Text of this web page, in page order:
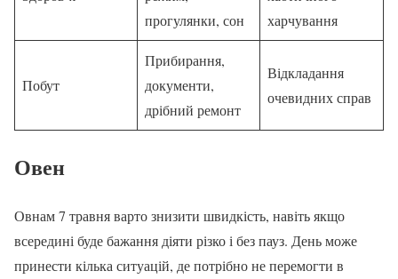
прогулянки, сон
харчування
Побут
Прибирання,
документи,
дрібний ремонт
Відкладання
очевидних справ
Овен
Овнам 7 травня варто знизити швидкість, навіть якщо
всередині буде бажання діяти різко і без пауз. День може
принести кілька ситуацій, де потрібно не перемогти в